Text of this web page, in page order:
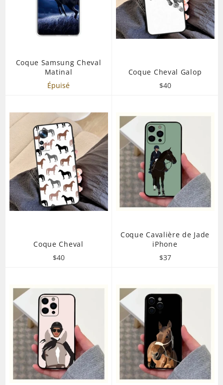
Coque Samsung Cheval
Matinal
Épuisé
Coque Cheval Galop
Prix
$40
Coque Cheval
Prix
$40
Coque Cavalière de Jade
iPhone
Prix
$37